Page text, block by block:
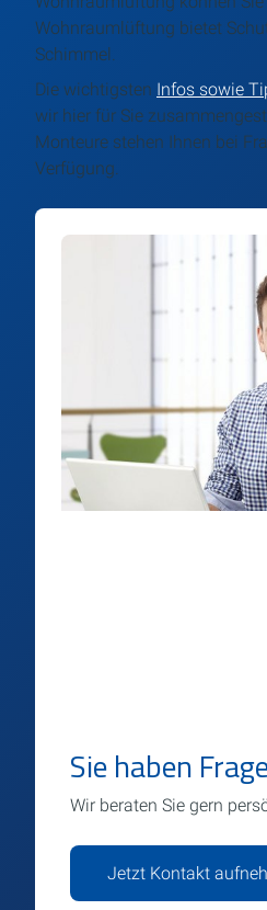
Wohnraumlüftung bietet
Schimmel.
Die wichtigsten Infos sowie
wir hier für Sie
Monteure stehen Ihnen bei
Verfügung.
Sie haben
Wir beraten Sie gern
Jetzt Kontakt